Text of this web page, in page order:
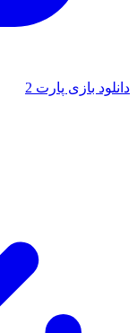
دانلود بازی پارت 2